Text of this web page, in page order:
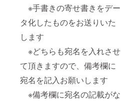
※手書きの寄せ書きをデー
タ化したものをお送りいた
します
※どちらも宛名を入れさせ
て頂きますので、備考欄に
宛名を記入お願いします
※備考欄に宛名の記載がな